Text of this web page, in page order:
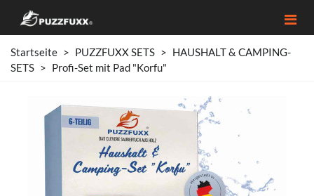
Startseite > PUZZFUXX SETS > HAUSHALT & CAMPING-
SETS > Profi-Set mit Pad "Korfu"